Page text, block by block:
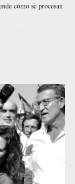
cómo se procesan